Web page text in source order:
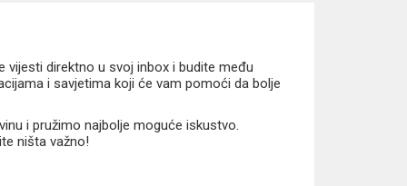
vijesti direktno u svoj inbox i budite među
i savjetima koji će vam pomoći da bolje
i pružimo najbolje moguće iskustvo.
ništa važno!